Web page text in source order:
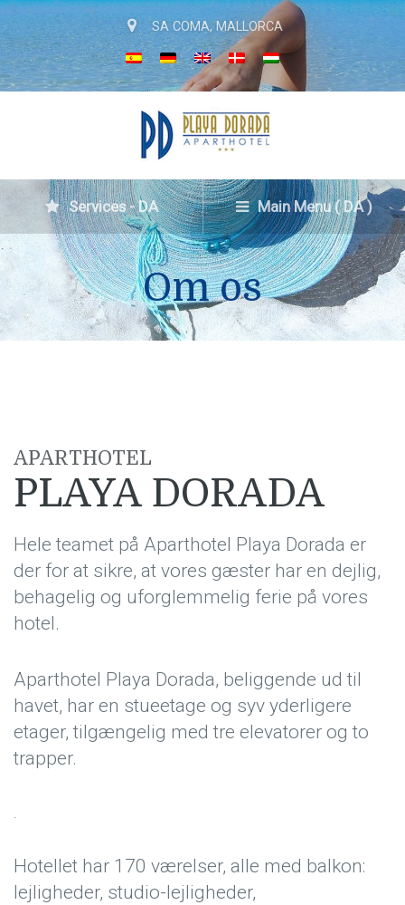
SA COMA, MALLORCA
Services - DA Main Menu ( DA )
Om os
APARTHOTEL
PLAYA DORADA
Hele teamet på Aparthotel Playa Dorada er
der for at sikre, at vores gæster har en dejlig,
behagelig og uforglemmelig ferie på vores
hotel.
Aparthotel Playa Dorada, beliggende ud til
havet, har en stueetage og syv yderligere
etager, tilgængelig med tre elevatorer og to
trapper.
Hotellet har 170 værelser, alle med balkon:
lejligheder, studio-lejligheder,